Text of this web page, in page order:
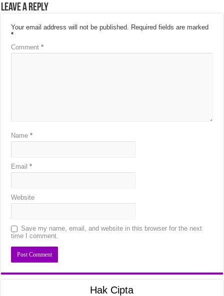
Leave a Reply
Your email address will not be published.
Required fields are marked
*
Comment*
Name*
Email*
Website
Save my name, email, and website in this browser for the next
time I comment.
Hak Cipta